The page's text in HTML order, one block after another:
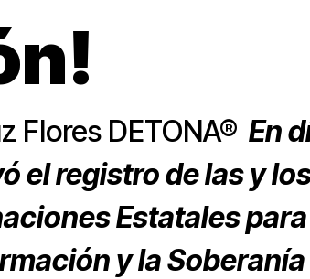
Flores DETONA® En
el registro de las y
Estatales
y la